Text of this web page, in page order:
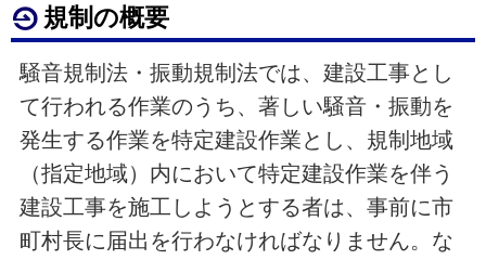
規制の概要
騒音規制法・振動規制法では、建設工事とし
て行われる作業のうち、著しい騒音・振動を
発生する作業を特定建設作業とし、規制地域
（指定地域）内において特定建設作業を伴う
建設工事を施工しようとする者は、事前に市
町村長に届出を行わなければなりません。な